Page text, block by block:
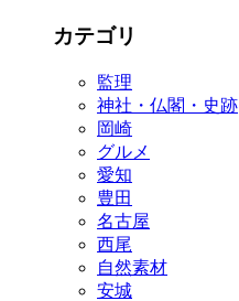
カテゴリ
監理
神社・仏閣・史跡
岡崎
グルメ
愛知
豊田
名古屋
西尾
自然素材
安城